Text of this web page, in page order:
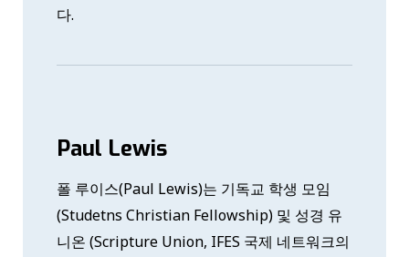
다.
Paul Lewis
폴 루이스(Paul Lewis)는 기독교 학생 모임
(Studetns Christian Fellowship) 및 성경 유
니온 (Scripture Union, IFES 국제 네트워크의